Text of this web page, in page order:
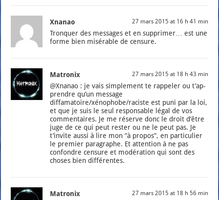
Xnanao 27 mars 2015 at 16 h 41 min
Tron­quer des mes­sages et en sup­pri­mer… est une
forme bien misé­rable de cen­sure.
Matronix 27 mars 2015 at 18 h 43 min
@Xnanao : je vais sim­ple­ment te rap­pe­ler ou t’ap­
prendre qu’un mes­sage
diffamatoire/xénophobe/raciste est puni par la loi,
et que je suis le seul res­pon­sable légal de vos
com­men­taires. Je me réserve donc le droit d’être
juge de ce qui peut res­ter ou ne le peut pas. Je
t’in­vite aus­si à lire mon “à pro­pos”, en par­ti­cu­lier
le pre­mier para­graphe. Et atten­tion à ne pas
confondre cen­sure et modé­ra­tion qui sont des
choses bien dif­fé­rentes.
Matronix 27 mars 2015 at 18 h 56 min